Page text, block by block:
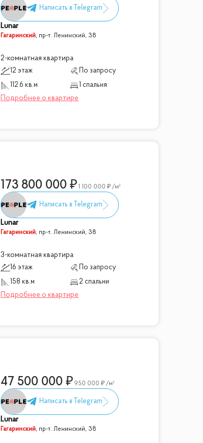
Lunar
Гагаринский, пр-т. Ленинский, 38
2-комнатная квартира
12 этаж
По запросу
112.6 кв.м
1 спальня
173 800 000 1 100 000 /м²
Lunar
Гагаринский, пр-т. Ленинский, 38
3-комнатная квартира
16 этаж
По запросу
158 кв.м
2 спальни
47 500 000 950 000 /м²
Lunar
Гагаринский, пр-т. Ленинский, 38